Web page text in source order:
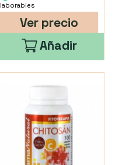
laborables
Ver precio
Añadir